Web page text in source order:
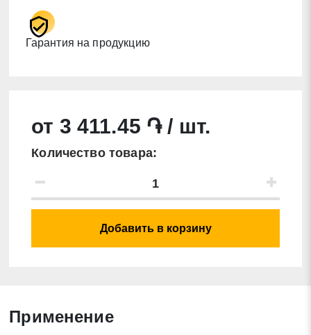
Гарантия на продукцию
от 3 411.45 ֏ / шт.
Количество товара:
Добавить в корзину
Применение